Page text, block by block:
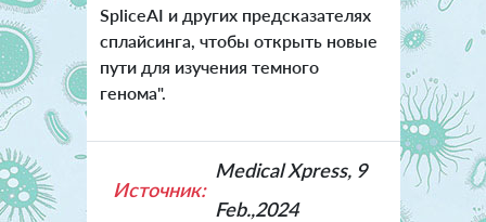
SpliceAI и других предсказателях
сплайсинга, чтобы открыть новые
пути для изучения темного
генома".
Источник:
Medical Xpress, 9
Feb.,2024